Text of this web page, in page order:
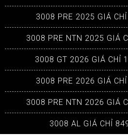
3008 PRE 2025 GIÁ
3008 PRE NTN 2025 GIÁ
3008 GT 2026 GIÁ CHỈ
3008 PRE 2026 GIÁ
3008 PRE NTN 2026 GIÁ
3008 AL GIÁ CHỈ
GỬI NGAY
Đóng lại